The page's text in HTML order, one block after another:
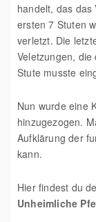
handelt, das das
ersten 7 Stuten
verletzt. Die
Veletzungen,
Stute musste
Nun wurde eine
hinzugezogen.
Aufklärung der
kann.
Hier findest du
Unheimliche